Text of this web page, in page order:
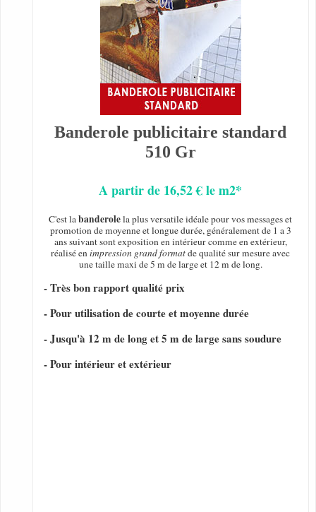
Banderole publicitaire standard
510 Gr
A partir de 16,52 € le m2*
C'est labanderolela plus versatile idéale pour vos messages et
promotion de moyenne et longue durée, généralement de 1 a 3
ans suivant sont exposition en intérieur comme en extérieur,
réalisé enimpression grand formatde qualité sur mesure avec
une taille maxi de 5 m de large et 12 m de long.
- Très bon rapport qualité prix
- Pour utilisation de courte et moyenne durée
- Jusqu'à 12 m de long et 5 m de large sans soudure
- Pour intérieur et extérieur